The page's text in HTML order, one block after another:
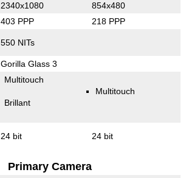
2340x1080 854x480
403 PPP 218 PPP
550 NITs
Gorilla Glass 3
Multitouch
Brillant
Multitouch
24 bit 24 bit
Primary Camera